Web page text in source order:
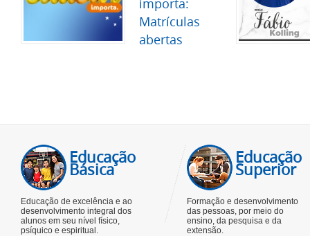
importa:
Matrículas
abertas
Educação
Básica
Educação de excelência e ao
desenvolvimento integral dos
alunos em seu nível físico,
psíquico e espiritual.
Educação
Superior
Formação e desenvolvimento
das pessoas, por meio do
ensino, da pesquisa e da
extensão.